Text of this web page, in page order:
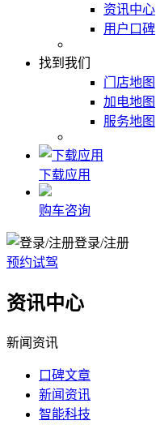
资讯中心
用户口碑
找到我们
门店地图
加电地图
服务地图
下载应用
购车咨询
登录/注册
预约试驾
资讯中心
新闻资讯
口碑文章
新闻资讯
智能科技